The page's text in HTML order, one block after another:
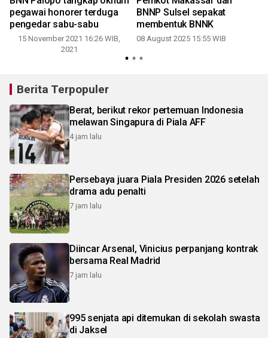
pegawai honorer terduga
pengedar sabu-sabu
15 November 2021 16:26 WIB,
2021
BNNP Sulsel sepakat
membentuk BNNK
08 August 2025 15:55 WIB
Berita Terpopuler
Berat, berikut rekor pertemuan Indonesia
melawan Singapura di Piala AFF
4 jam lalu
Persebaya juara Piala Presiden 2026 setelah
drama adu penalti
7 jam lalu
Diincar Arsenal, Vinicius perpanjang kontrak
bersama Real Madrid
7 jam lalu
995 senjata api ditemukan di sekolah swasta
di Jaksel